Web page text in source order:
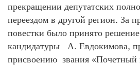
прекращении депутатских
переездом в другой регион. За
повестки было принято решение
кандидатуры
А. Евдокимова,
присвоению звания «Почетный